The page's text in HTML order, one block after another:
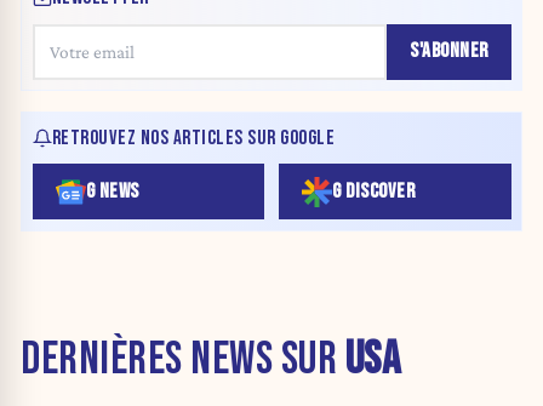
S'ABONNER
RETROUVEZ NOS ARTICLES SUR GOOGLE
G NEWS G DISCOVER
DERNIÈRES NEWS SUR USA